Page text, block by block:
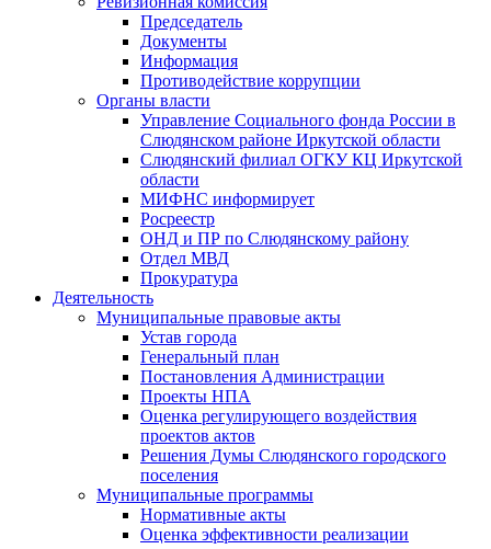
Председатель
Документы
Информация
Противодействие коррупции
Органы власти
Управление Социального фонда России в
Слюдянском районе Иркутской области
Слюдянский филиал ОГКУ КЦ Иркутской
области
МИФНС информирует
Росреестр
ОНД и ПР по Слюдянскому району
Отдел МВД
Прокуратура
Деятельность
Муниципальные правовые акты
Устав города
Генеральный план
Постановления Администрации
Проекты НПА
Оценка регулирующего воздействия
проектов актов
Решения Думы Слюдянского городского
поселения
Муниципальные программы
Нормативные акты
Оценка эффективности реализации